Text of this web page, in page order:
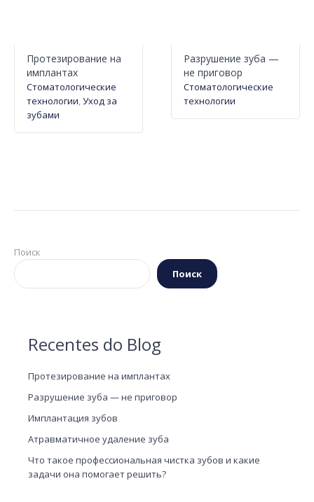
Протезирование на
имплантах
Стоматологические
технологии Уход за
зубами
Разрушение зуба —
не приговор
Стоматологические
технологии
Поиск
Поиск
Recentes do Blog
Протезирование на имплантах
Разрушение зуба — не приговор
Имплантация зубов
Атравматичное удаление зуба
Что такое профессиональная чистка зубов и какие
задачи она помогает решить?